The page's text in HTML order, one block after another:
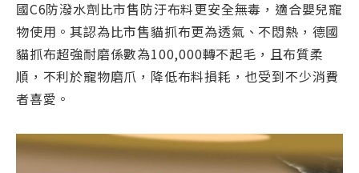
國C6防潑水劑比市售防汙布料更安全無毒，適合嬰兒寵
物使用。其認為比市售貓抓布更為透氣、不悶熱，德國
貓抓布超強耐磨係數為100,000轉不起毛，且布質柔
順，不利於寵物磨爪，降低布料損耗，也受到不少消費
者喜愛。